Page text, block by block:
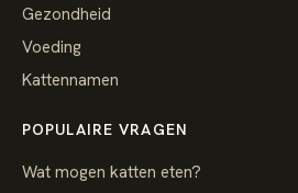
Gezondheid
Voeding
Kattennamen
POPULAIRE VRAGEN
Wat mogen katten eten?